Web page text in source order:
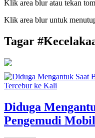
Klik area blur atau tekan
Klik area blur untuk
Tagar #
Diduga
Pengemudi